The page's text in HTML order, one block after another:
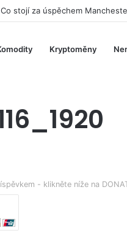
stojí za úspěchem
Kryptoměny
- klikněte níže na